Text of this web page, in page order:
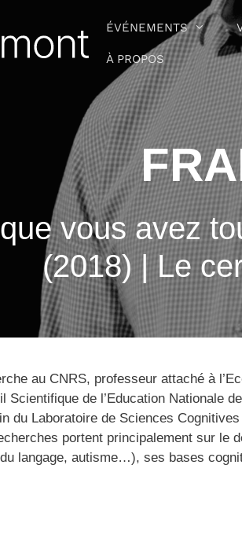
ÉVÉNEMENTS
À PROPOS
vous avez
(2018) | Le
au CNRS, professeur attaché à
Scientifique de l’Education Nationale
du Laboratoire de Sciences
portent principalement sur le
langage, autisme…), ses bases